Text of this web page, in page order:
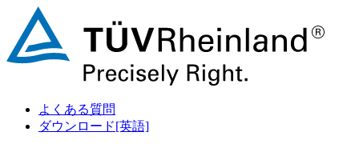
よくある質問
ダウンロード[英語]